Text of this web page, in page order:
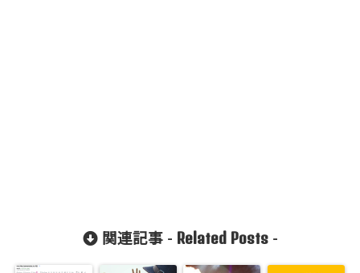
関連記事 - Related Posts-